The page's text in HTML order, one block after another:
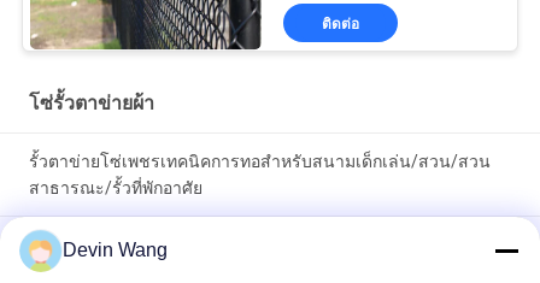
ติดต่อ
โซ่รั้วตาข่ายผ้า
รั้วตาข่ายโซ่เพชรเทคนิคการทอสำหรับสนามเด็กเล่น/สวน/สวน
สาธารณะ/รั้วที่พักอาศัย
ม้วนตาข่ายลวดเพชรเคลือบสังกะสี รั้วสนามเทนนิส
Devin Wang